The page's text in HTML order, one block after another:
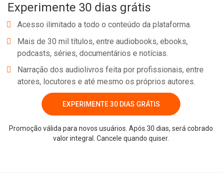
Experimente 30 dias grátis
Acesso ilimitado a todo o conteúdo da plataforma.
Mais de 30 mil títulos, entre audiobooks, ebooks,
podcasts, séries, documentários e notícias.
Narração dos audiolivros feita por profissionais, entre
atores, locutores e até mesmo os próprios autores.
EXPERIMENTE 30 DIAS GRÁTIS
Promoção válida para novos usuários. Após 30 dias, será cobrado
valor integral. Cancele quando quiser.